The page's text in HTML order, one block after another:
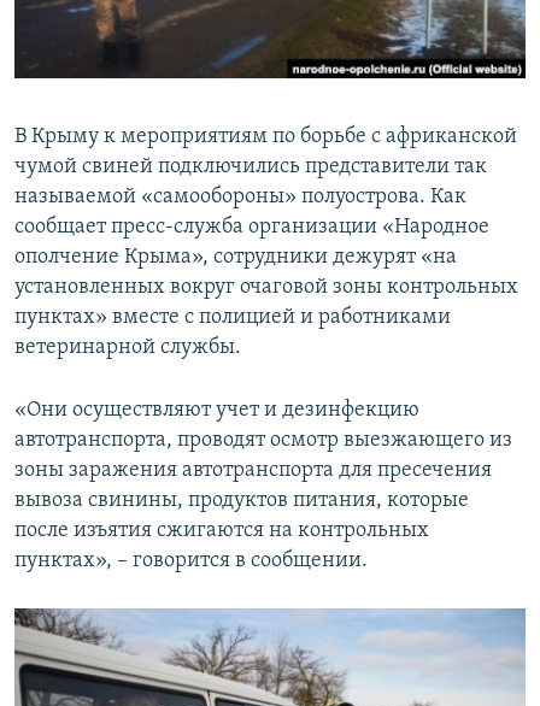
ПОБЕДИТЕЛЕЙ НЕ СУДЯТ?
УКРАИНСКАЯ ПРОБЛЕМА КРЫМА
ПРИСОЕДИНЯЙТЕСЬ!
Все сайты RFE/RL
В Крыму к мероприятиям по борьбе с африканской
чумой свиней подключились представители так
называемой «самообороны» полуострова. Как
сообщает пресс-служба организации «Народное
ополчение Крыма», сотрудники дежурят «на
установленных вокруг очаговой зоны контрольных
пунктах» вместе с полицией и работниками
ветеринарной службы.
«Они осуществляют учет и дезинфекцию
автотранспорта, проводят осмотр выезжающего из
зоны заражения автотранспорта для пресечения
вывоза свинины, продуктов питания, которые
после изъятия сжигаются на контрольных
пунктах», – говорится в сообщении.